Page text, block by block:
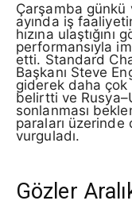
Çarşamba günkü
ayında iş
hızına
performansıyla
etti. Standard
Başkanı Steve
giderek daha çok
belirtti ve
sonlanması
paraları üzerinde
vurguladı.
Gözler